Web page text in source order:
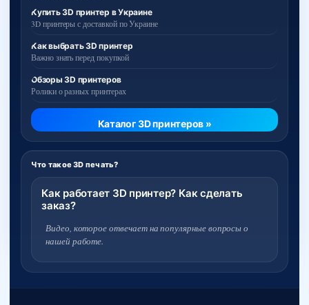
Купить 3D принтер в Украине
3D принтеры с доставкой по Украине
Как выбрать 3D принтер
Важно знать перед покупкой
Обзоры 3D принтеров
Ролики о разных принтерах
Каталог 3D принтеров »
Что такое 3D печать?
Как работает 3D принтер? Как сделать
заказ?
Видео, которое отвечает на популярные вопросы о
нашей работе.